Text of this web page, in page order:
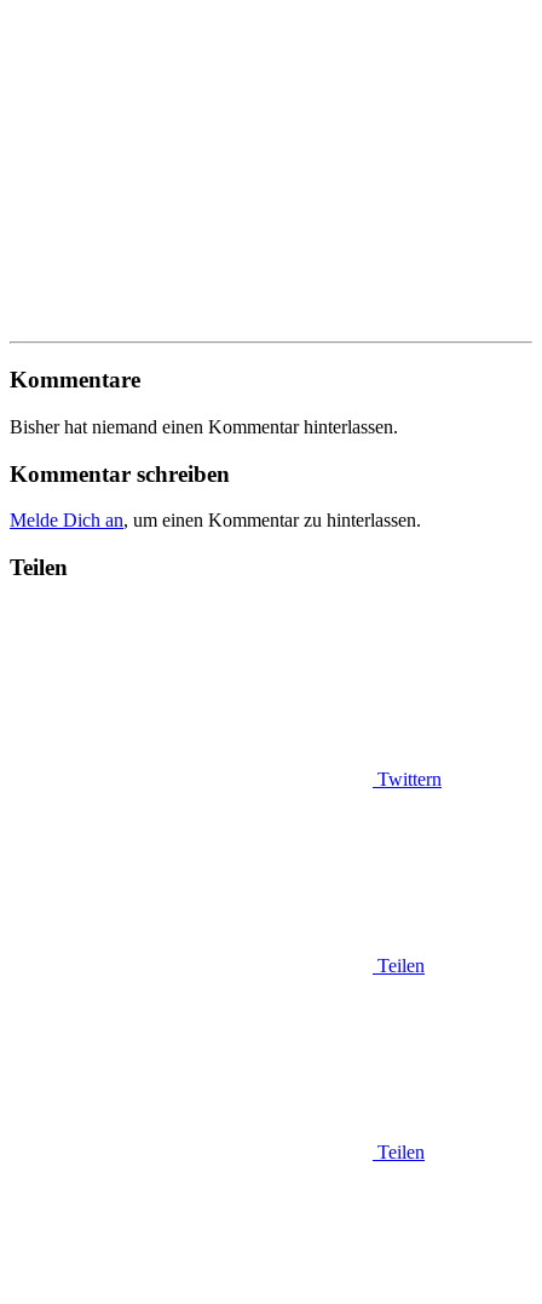
Kommentare
Bisher hat niemand einen Kommentar hinterlassen.
Kommentar schreiben
Melde Dich an, um einen Kommentar zu hinterlassen.
Teilen
Twittern
Teilen
Teilen